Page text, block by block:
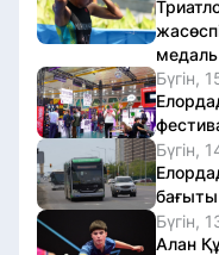
Бүгін,
Бүгін,
бағыты
Бүгін,
Алан